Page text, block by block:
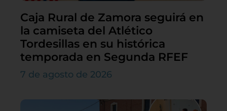
Caja Rural de Zamora seguirá en
la camiseta del Atlético
Tordesillas en su histórica
temporada en Segunda RFEF
7 de agosto de 2026